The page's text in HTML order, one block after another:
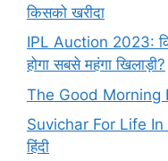
किसको खरीदा
IPL Auction 2023:
होगा सबसे महंगा खिलाड़ी?
The Good Morning
Suvichar For Life In
हिंदी